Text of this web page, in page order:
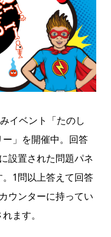
イベント「たのし
」を開催中。回答
設置された問題パネ
1問以上答えて回答
ウンターに持ってい
ます。